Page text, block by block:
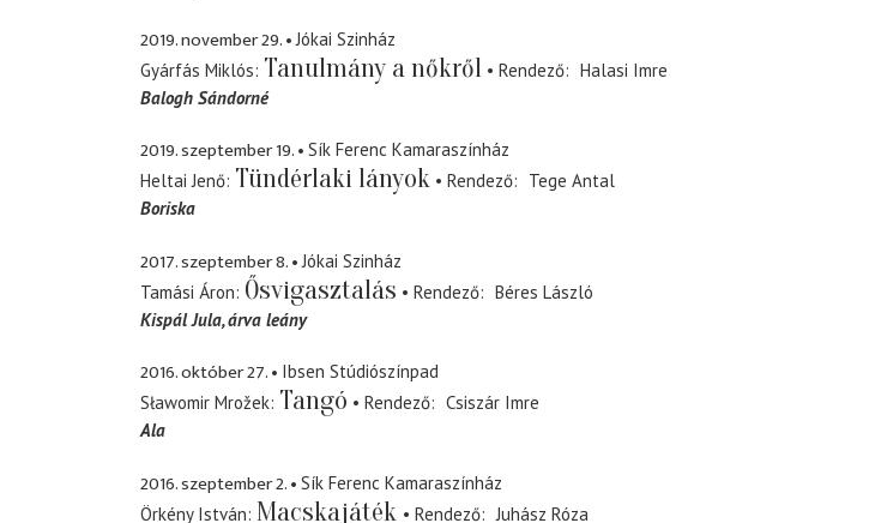
2019. november 29.
Jókai Szinház
Gyárfás Miklós Tanulmány a nőkről Rendező
Halasi Imre
Balogh Sándorné
2019. szeptember 19.
Sík Ferenc Kamaraszínház
Heltai Jenő Tündérlaki lányok Rendező
Tege Antal
Boriska
2017. szeptember 8.
Jókai Szinház
Tamási Áron Ősvigasztalás Rendező
Béres László
Kispál Jula árva leány
2016. október 27.
Ibsen Stúdiószínpad
Sławomir Mrožek Tangó Rendező
Csiszár Imre
Ala
2016. szeptember 2.
Sík Ferenc Kamaraszínház
Örkény István Macskajáték Rendező
Juhász Róza